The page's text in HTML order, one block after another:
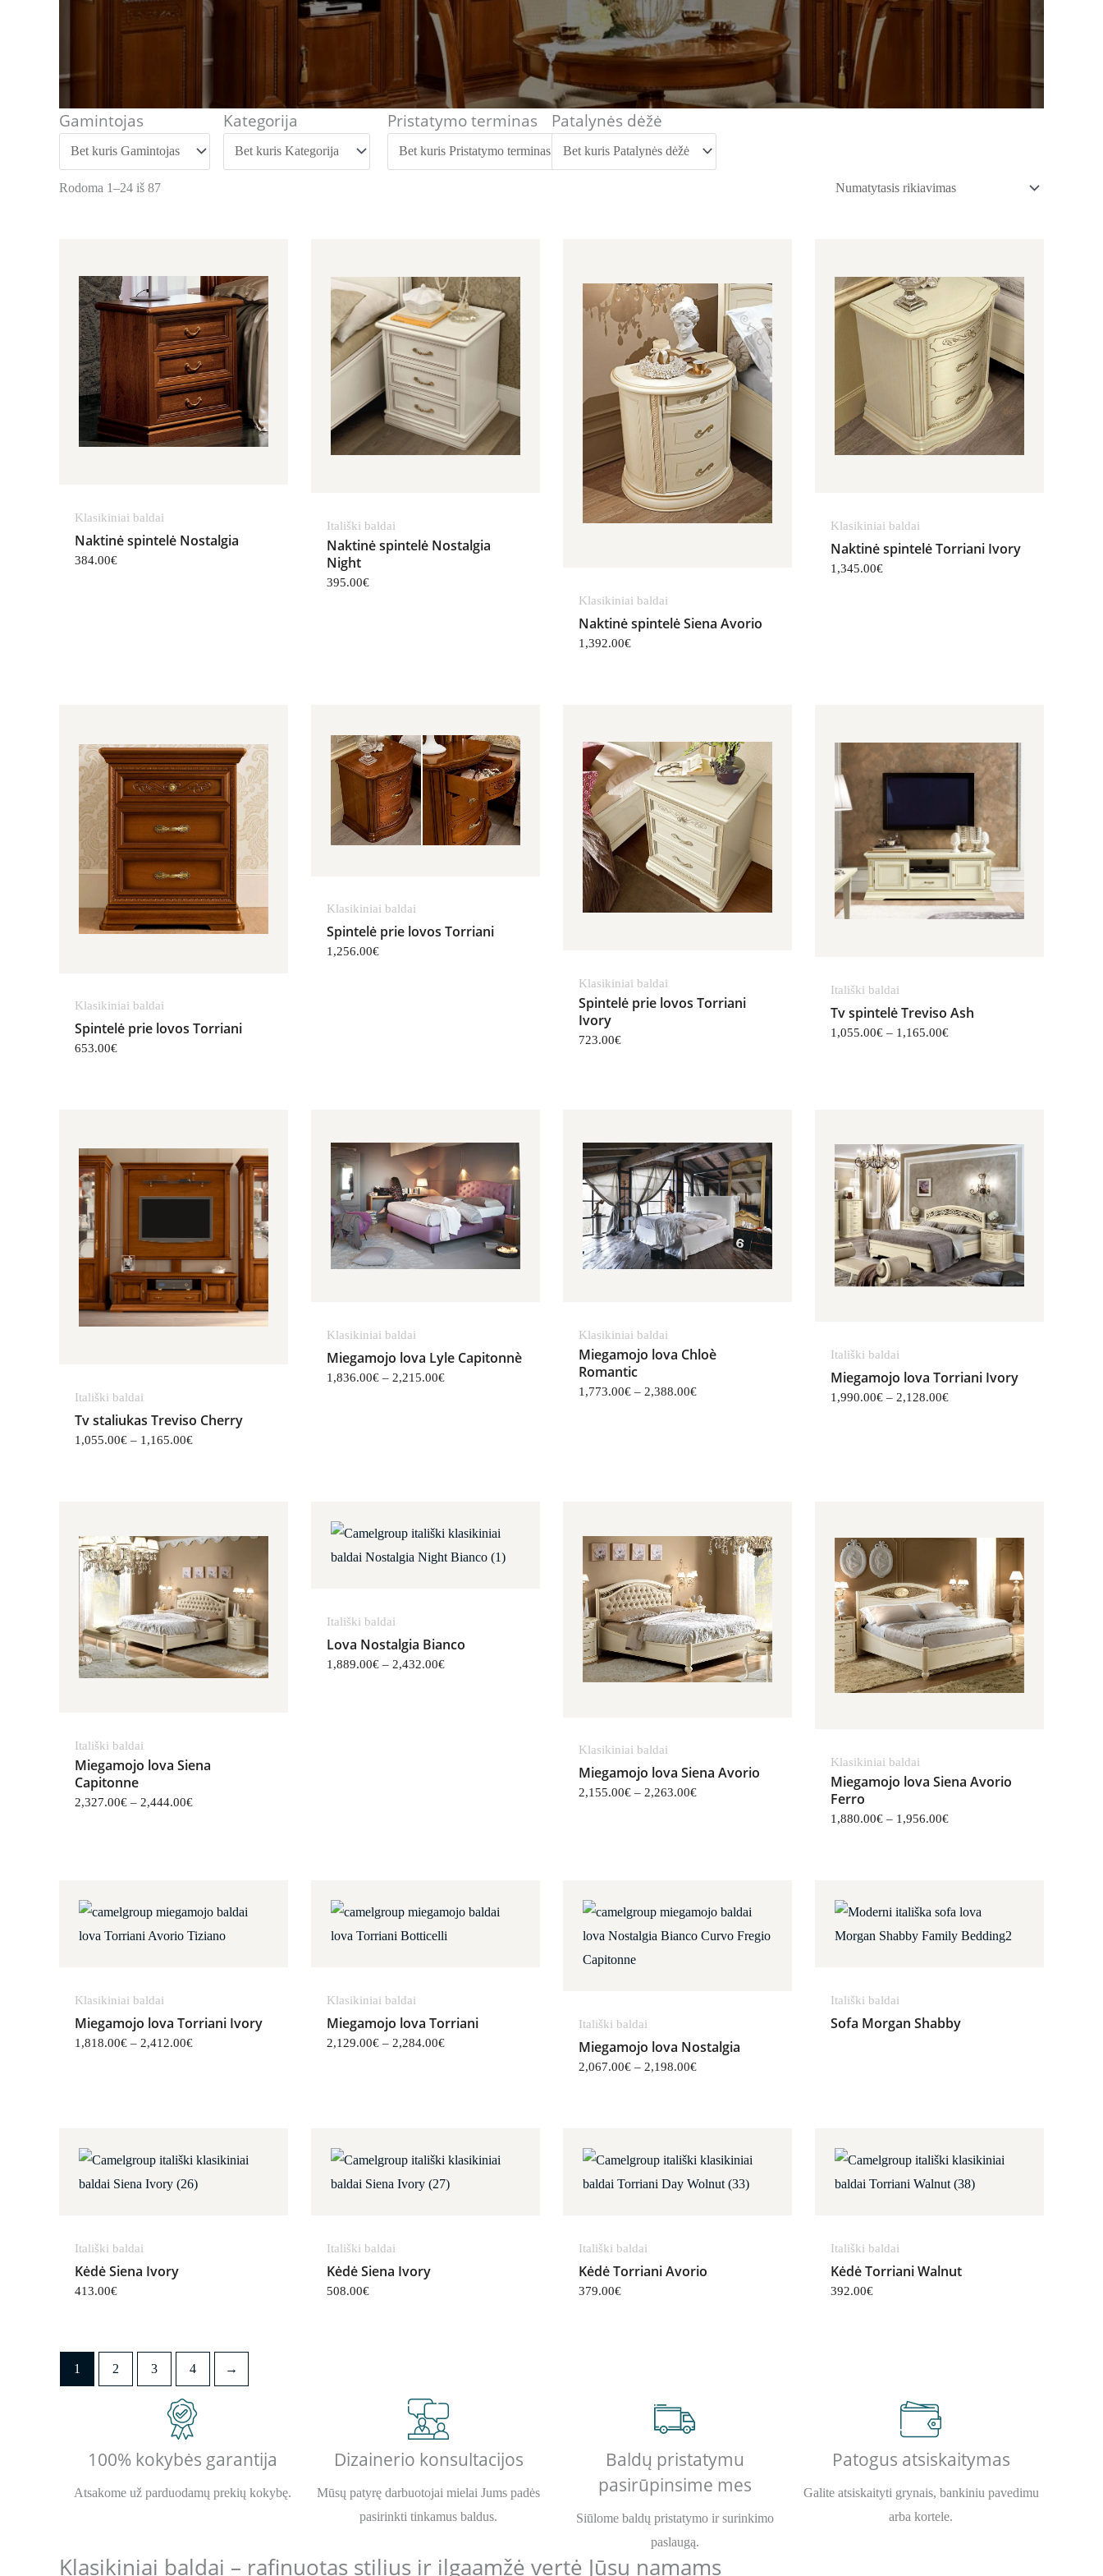
Gamintojas Kategorija Pristatymo terminas Patalynės dėžė
Rodoma 1–24 iš 87
Klasikiniai baldai
Naktinė spintelė Nostalgia
384.00€
Itališki baldai
Naktinė spintelė Nostalgia
Night
395.00€
Klasikiniai baldai
Naktinė spintelė Siena Avorio
1,392.00€
Klasikiniai baldai
Naktinė spintelė Torriani Ivory
1,345.00€
Klasikiniai baldai
Spintelė prie lovos Torriani
653.00€
Klasikiniai baldai
Spintelė prie lovos Torriani
1,256.00€
Klasikiniai baldai
Spintelė prie lovos Torriani
Ivory
723.00€
Itališki baldai
Tv spintelė Treviso Ash
1,055.00€ – 1,165.00€
Itališki baldai
Tv staliukas Treviso Cherry
1,055.00€ – 1,165.00€
Klasikiniai baldai
Miegamojo lova Lyle Capitonnè
1,836.00€ – 2,215.00€
Klasikiniai baldai
Miegamojo lova Chloè
Romantic
1,773.00€ – 2,388.00€
Itališki baldai
Miegamojo lova Torriani Ivory
1,990.00€ – 2,128.00€
Itališki baldai
Miegamojo lova Siena
Capitonne
2,327.00€ – 2,444.00€
Itališki baldai
Lova Nostalgia Bianco
1,889.00€ – 2,432.00€
Klasikiniai baldai
Miegamojo lova Siena Avorio
2,155.00€ – 2,263.00€
Klasikiniai baldai
Miegamojo lova Siena Avorio
Ferro
1,880.00€ – 1,956.00€
Klasikiniai baldai
Miegamojo lova Torriani Ivory
1,818.00€ – 2,412.00€
Klasikiniai baldai
Miegamojo lova Torriani
2,129.00€ – 2,284.00€
Itališki baldai
Miegamojo lova Nostalgia
2,067.00€ – 2,198.00€
Itališki baldai
Sofa Morgan Shabby
Itališki baldai
Kėdė Siena Ivory
413.00€
Itališki baldai
Kėdė Siena Ivory
508.00€
Itališki baldai
Kėdė Torriani Avorio
379.00€
Itališki baldai
Kėdė Torriani Walnut
392.00€
1 2 3 4 →
100% kokybės garantija
Atsakome už parduodamų prekių kokybę.
Dizainerio konsultacijos
Mūsų patyrę darbuotojai mielai Jums padės
pasirinkti tinkamus baldus.
Baldų pristatymu
pasirūpinsime mes
Siūlome baldų pristatymo ir surinkimo
paslaugą.
Patogus atsiskaitymas
Galite atsiskaityti grynais, bankiniu pavedimu
arba kortele.
Klasikiniai baldai – rafinuotas stilius ir ilgaamžė vertė Jūsų namams